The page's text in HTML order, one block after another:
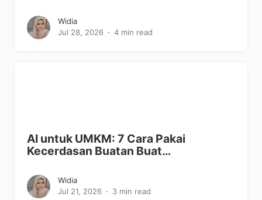
Widia
Jul 28, 2026
4 min read
AI untuk UMKM: 7 Cara Pakai
Kecerdasan Buatan Buat…
Widia
Jul 21, 2026
3 min read